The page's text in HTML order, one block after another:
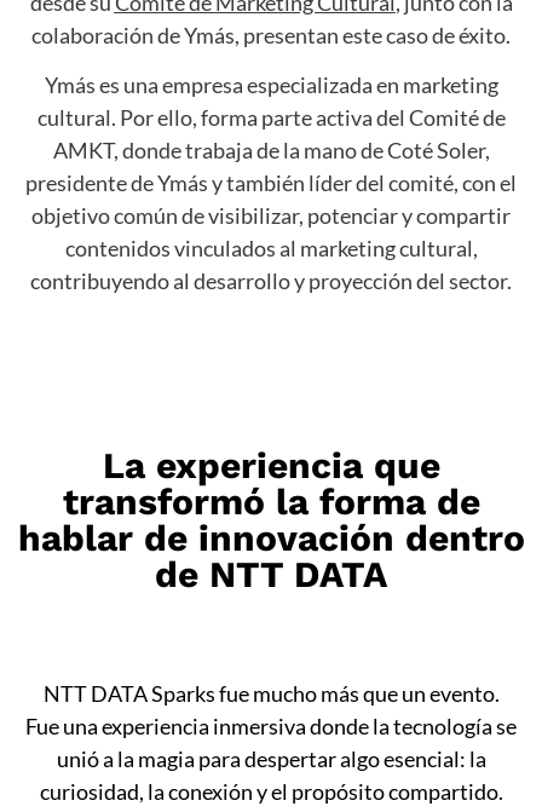
colaboración de Ymás, presentan este caso de éxito.
Ymás es una empresa especializada en marketing
cultural. Por ello, forma parte activa del Comité de
AMKT, donde trabaja de la mano de Coté Soler,
presidente de Ymás y también líder del comité, con el
objetivo común de visibilizar, potenciar y compartir
contenidos vinculados al marketing cultural,
contribuyendo al desarrollo y proyección del sector.
La experiencia que
transformó la forma de
hablar de innovación dentro
de NTT DATA
NTT DATA Sparks fue mucho más que un evento.
Fue una experiencia inmersiva donde la tecnología se
unió a la magia para despertar algo esencial: la
curiosidad, la conexión y el propósito compartido.